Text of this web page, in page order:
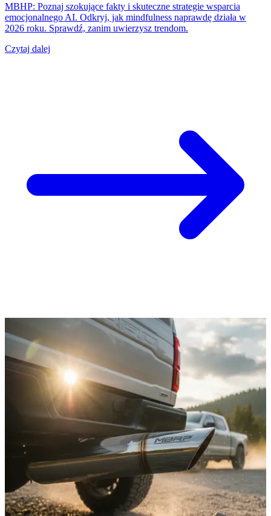
MBHP: Poznaj szokujące fakty i skuteczne strategie wsparcia
emocjonalnego AI. Odkryj, jak mindfulness naprawdę działa w
2026 roku. Sprawdź, zanim uwierzysz trendom.
Czytaj dalej